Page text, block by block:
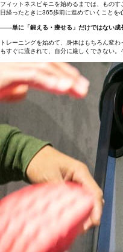
フィットネスビキニを始めるまでは、もの
日経ったときに365歩前に進めていくことを
――単に「鍛える・痩せる」だけではない成
トレーニングを始めて、身体はもちろん変
もすぐに流されて、自分に厳しくできない